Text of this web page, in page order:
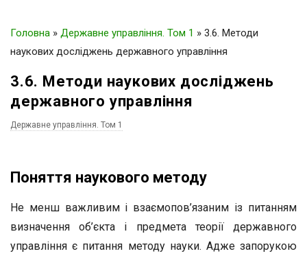
Головна » Державне управління. Том 1 » 3.6. Методи
наукових досліджень державного управління
3.6. Методи наукових досліджень
державного управління
Державне управління. Том 1
Поняття наукового методу
Не менш важливим і взаємопов’язаним із питанням
визначення об’єкта і предмета теорії державного
управління є питання методу науки. Адже запорукою